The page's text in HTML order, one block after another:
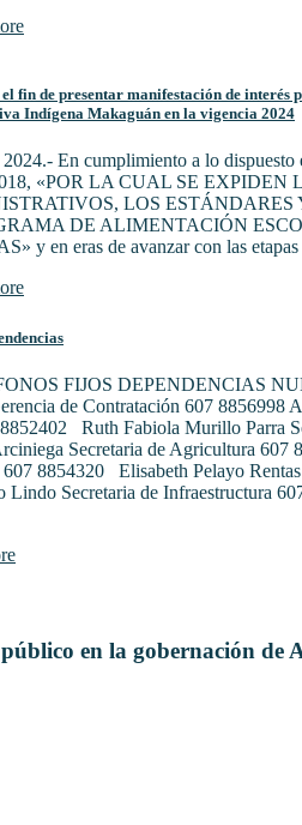
fin de presentar manifestación de interés
Indígena Makaguán en la vigencia 2024
En cumplimiento a lo dispuesto
«POR LA CUAL SE
LOS ESTÁNDARES
DE ALIMENTACIÓN
y en eras de avanzar con las etapas
FIJOS DEPENDENCIAS
de Contratación 607 8856998
Ruth Fabiola Murillo Parra
Secretaria de Agricultura 607
8854320 Elisabeth Pelayo
Secretaria de Infraestructura
en la gobernación de